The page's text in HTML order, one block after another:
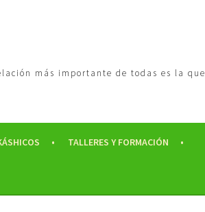
más importante de todas es la que
TALLERES Y FORMACIÓN